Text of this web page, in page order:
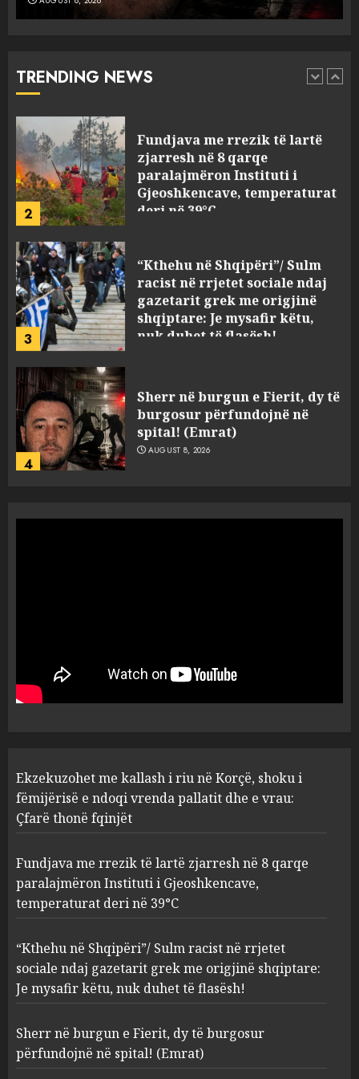
TRENDING NEWS
1
Ekzekuzohet me kallash i riu
AUGUST 8, 2026
2
Fundjava me rrezik të lartë
zjarresh në 8 qarqe
paralajmëron Instituti i
Gjeoshkencave, temperaturat
deri në 39°C
3
“Kthehu në Shqipëri”/ Sulm
racist në rrjetet sociale ndaj
gazetarit grek me origjinë
shqiptare: Je mysafir këtu,
nuk duhet të flasësh!
4
Sherr në burgun e Fierit, dy të
burgosur përfundojnë në
spital! (Emrat)
AUGUST 8, 2026
1
ndoqi vrenda pallatit dhe e
vrau: Çfarë thonë fqinjët
AUGUST 8, 2026
2
zjarresh në 8 qarqe
paralajmëron Instituti i
deri në 39°C
“Kthehu në Shqipëri”/ Sulm
racist në rrjetet sociale ndaj
gazetarit grek me origjinë
shqiptare: Je mysafir këtu,
nuk duhet të flasësh!
AUGUST 8, 2026
burgosur përfundojnë në
spital! (Emrat)
AUGUST 8, 2026
Ekzekuzohet me kallash i riu në Korçë, shoku i
fëmijërisë e ndoqi vrenda pallatit dhe e vrau:
Çfarë thonë fqinjët
Fundjava me rrezik të lartë zjarresh në 8 qarqe
paralajmëron Instituti i Gjeoshkencave,
temperaturat deri në 39°C
“Kthehu në Shqipëri”/ Sulm racist në rrjetet
sociale ndaj gazetarit grek me origjinë shqiptare:
Je mysafir këtu, nuk duhet të flasësh!
Sherr në burgun e Fierit, dy të burgosur
përfundojnë në spital! (Emrat)